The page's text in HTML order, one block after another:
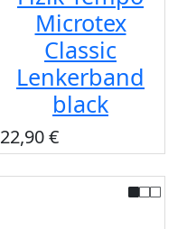
Microtex
Classic
Lenkerband
black
22,90 €